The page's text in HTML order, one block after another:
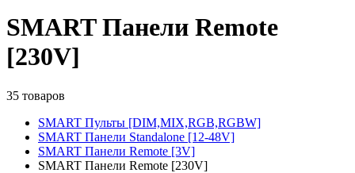
SMART Панели Remote
[230V]
35 товаров
SMART Пульты [DIM,MIX,RGB,RGBW]
SMART Панели Standalone [12-48V]
SMART Панели Remote [3V]
SMART Панели Remote [230V]